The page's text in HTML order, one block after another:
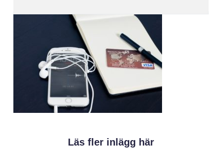
Läs fler inlägg här